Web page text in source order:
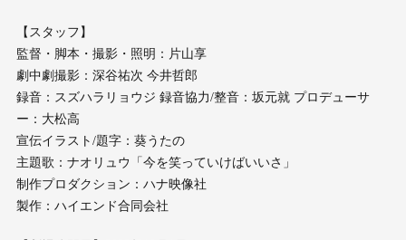
【スタッフ】
監督・脚本・撮影・照明：片山享
劇中劇撮影：深谷祐次 今井哲郎
録音：スズハラリョウジ 録音協力/整音：坂元就 プロデューサ
ー：大松高
宣伝イラスト/題字：葵うたの
主題歌：ナオリュウ「今を笑っていけばいいさ」
制作プロダクション：ハナ映像社
製作：ハイエンド合同会社